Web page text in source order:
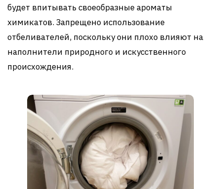
будет впитывать своеобразные ароматы
химикатов. Запрещено использование
отбеливателей, поскольку они плохо влияют на
наполнители природного и искусственного
происхождения.